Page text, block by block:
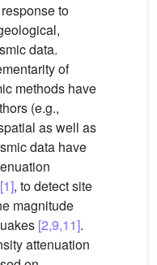
to
data.
of
methods have
(e.g.,
as well as
data have
[1], to detect site
magnitude
[2,9,11].
attenuation